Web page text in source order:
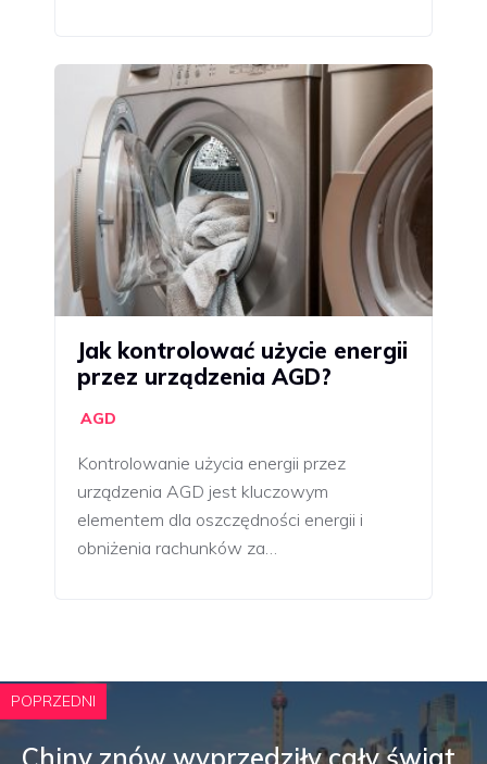
Jak kontrolować użycie energii
przez urządzenia AGD?
AGD
Kontrolowanie użycia energii przez
urządzenia AGD jest kluczowym
elementem dla oszczędności energii i
obniżenia rachunków za…
POPRZEDNI
Chiny znów wyprzedziły cały świat.